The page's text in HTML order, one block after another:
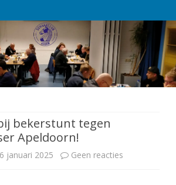
de
inhoud
bekerstunt tegen
Apeldoorn!
januari 2025 Geen reacties